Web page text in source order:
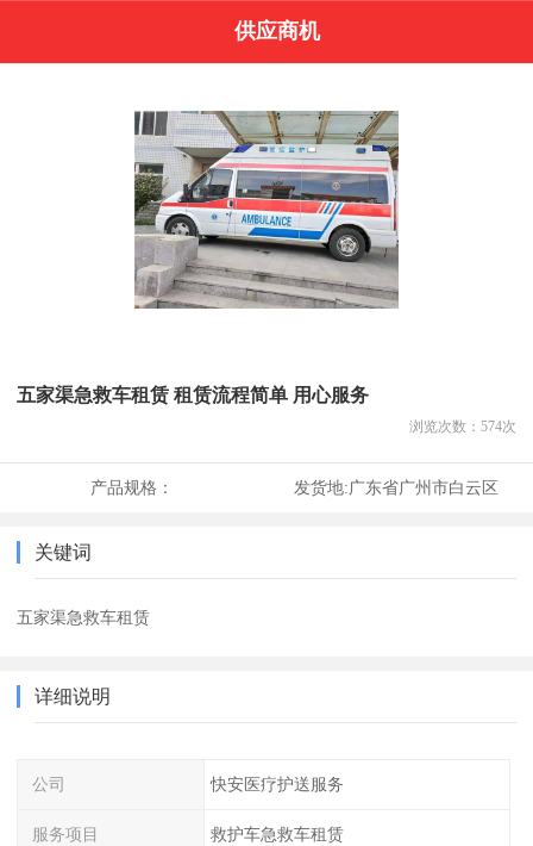
供应商机
五家渠急救车租赁 租赁流程简单 用心服务
浏览次数： 574次
产品规格： 发货地:广东省广州市白云区
关键词
五家渠急救车租赁
详细说明
公司 快安医疗护送服务
服务项目 救护车急救车租赁